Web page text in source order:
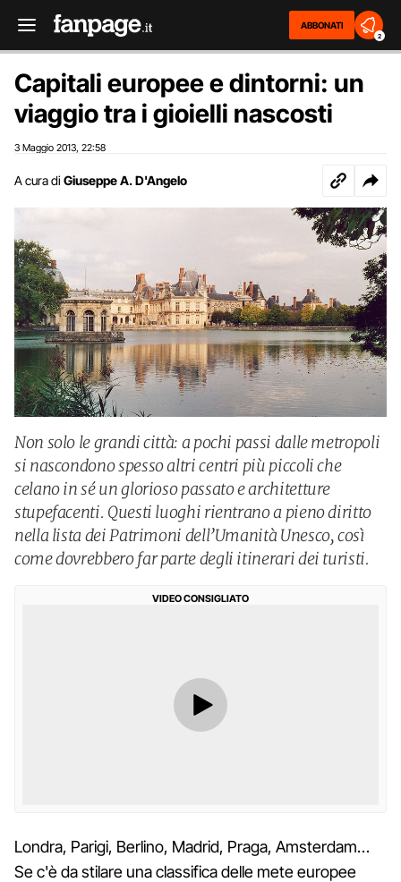
ABBONATI
2
Capitali europee e dintorni: un
viaggio tra i gioielli nascosti
3 Maggio 2013 22:58
A cura di Giuseppe A. D'Angelo
Non solo le grandi città: a pochi passi dalle metropoli
si nascondono spesso altri centri più piccoli che
celano in sé un glorioso passato e architetture
stupefacenti. Questi luoghi rientrano a pieno diritto
nella lista dei Patrimoni dell’Umanità Unesco, così
come dovrebbero far parte degli itinerari dei turisti.
VIDEO CONSIGLIATO
Londra, Parigi, Berlino, Madrid, Praga, Amsterdam…
Se c'è da stilare una classifica delle mete europee